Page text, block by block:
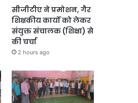
सीजीटीए ने प्रमोशन, गैर
शिक्षकीय कार्यों को लेकर
संयुक्त संचालक (शिक्षा) से
की चर्चा
2 hours ago